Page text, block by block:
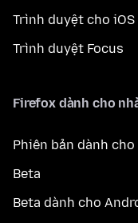
Trình duyệt cho iOS
Trình duyệt Focus
Firefox dành cho
Phiên bản dành
Beta
Beta dành cho